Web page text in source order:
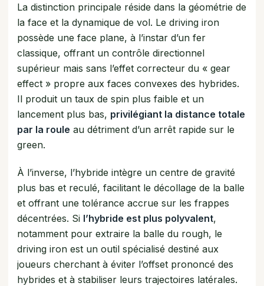
La distinction principale réside dans la géométrie de
la face et la dynamique de vol. Le driving iron
possède une face plane, à l’instar d’un fer
classique, offrant un contrôle directionnel
supérieur mais sans l’effet correcteur du « gear
effect » propre aux faces convexes des hybrides.
Il produit un taux de spin plus faible et un
lancement plus bas, privilégiant la distance totale
par la roule au détriment d’un arrêt rapide sur le
green.
À l’inverse, l’hybride intègre un centre de gravité
plus bas et reculé, facilitant le décollage de la balle
et offrant une tolérance accrue sur les frappes
décentrées. Si l’hybride est plus polyvalent,
notamment pour extraire la balle du rough, le
driving iron est un outil spécialisé destiné aux
joueurs cherchant à éviter l’offset prononcé des
hybrides et à stabiliser leurs trajectoires latérales.